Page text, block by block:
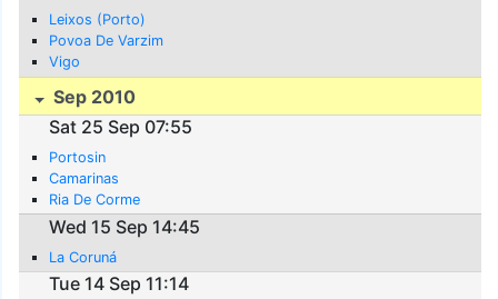
Leixos (Porto)
Povoa De Varzim
Vigo
Sep 2010
Sat 25 Sep 07:55
Portosin
Camarinas
Ria De Corme
Wed 15 Sep 14:45
La Coruná
Tue 14 Sep 11:14